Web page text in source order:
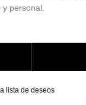
personal.
lista de deseos